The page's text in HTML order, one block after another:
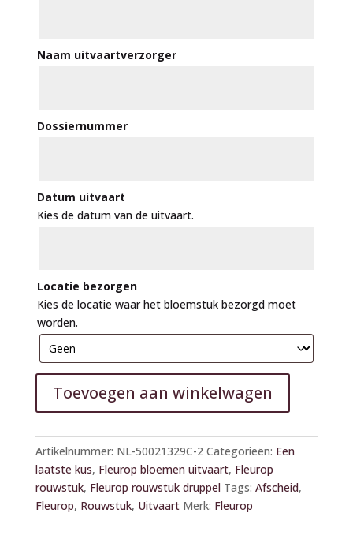
Naam uitvaartverzorger
Dossiernummer
Datum uitvaart
Kies de datum van de uitvaart.
Locatie bezorgen
Kies de locatie waar het bloemstuk bezorgd moet
worden.
Toevoegen aan winkelwagen
l
t
e
r
n
Artikelnummer: NL-50021329C-2 Categorieën: Een
laatste kus, Fleurop bloemen uitvaart, Fleurop
rouwstuk, Fleurop rouwstuk druppel Tags: Afscheid,
Fleurop, Rouwstuk, Uitvaart Merk: Fleurop